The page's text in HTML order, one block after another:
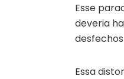
Esse
deveria
Essa